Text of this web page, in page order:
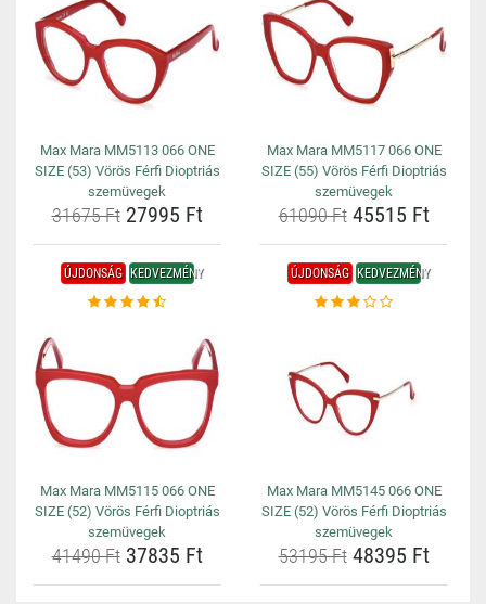
Max Mara MM5113 066 ONE
SIZE (53) Vörös Férfi Dioptriás
szemüvegek
31675 Ft27995 Ft
Max Mara MM5117 066 ONE
SIZE (55) Vörös Férfi Dioptriás
szemüvegek
61090 Ft45515 Ft
ÚJDONSÁG KEDVEZMÉNY
Max Mara MM5115 066 ONE
SIZE (52) Vörös Férfi Dioptriás
szemüvegek
41490 Ft37835 Ft
ÚJDONSÁG KEDVEZMÉNY
Max Mara MM5145 066 ONE
SIZE (52) Vörös Férfi Dioptriás
szemüvegek
53195 Ft48395 Ft